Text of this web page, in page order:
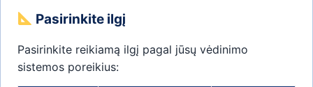
Pasirinkite ilgį
Pasirinkite reikiamą ilgį pagal jūsų vėdinimo
sistemos poreikius: